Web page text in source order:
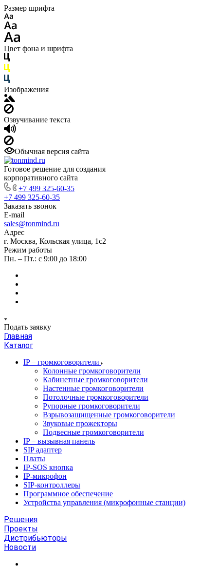
Размер шрифта
Цвет фона и шрифта
Изображения
Озвучивание текста
Обычная версия сайта
Готовое решение для создания
корпоративного сайта
+7 499 325-60-35
+7 499 325-60-35
Заказать звонок
E-mail
sales@tonmind.ru
Адрес
г. Москва, Кольская улица, 1с2
Режим работы
Пн. – Пт.: с 9:00 до 18:00
Подать заявку
Главная
Каталог
IP – громкоговорители
Колонные громкоговорители
Кабинетные громкоговорители
Настенные громкоговорители
Потолочные громкоговорители
Рупорные громкоговорители
Взрывозащищенные громкоговорители
Звуковые прожекторы
Подвесные громкоговорители
IP – вызывная панель
SIP адаптер
Платы
IP-SOS кнопка
IP-микрофон
SIP-контроллеры
Программное обеспечение
Устройства управления (микрофонные станции)
Решения
Проекты
Дистрибьюторы
Новости